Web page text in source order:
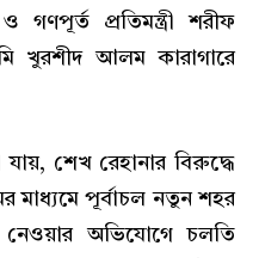
প্রতিমন্ত্রী শরীফ
খুরশীদ আলম কারাগারে
শেখ রেহানার বিরুদ্ধে
মাধ্যমে পূর্বাচল নতুন শহর
নেওয়ার অভিযোগে চলতি